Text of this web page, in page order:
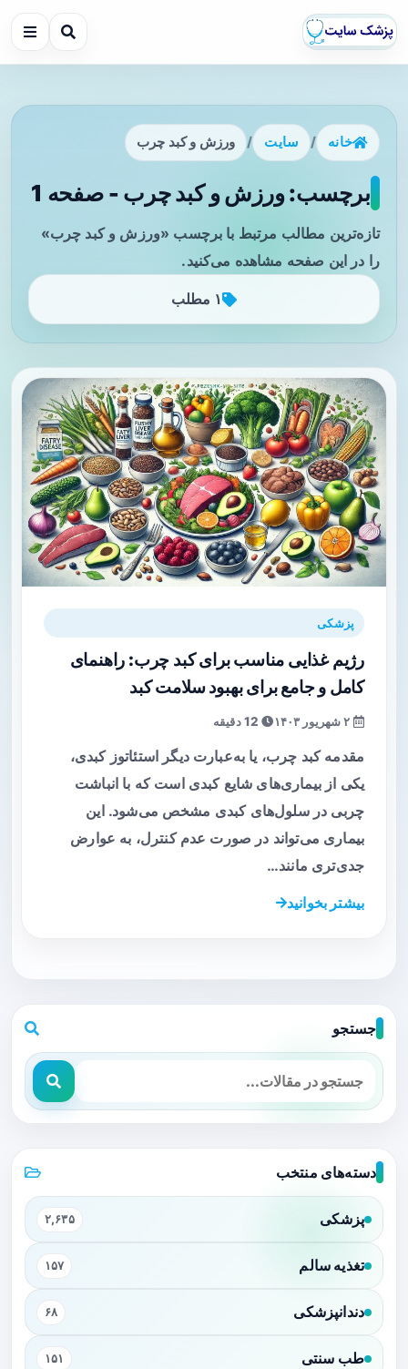
خانه / سایت / ورزش و کبد چرب
برچسب: ورزش و کبد چرب - صفحه 1
تازه‌ترین مطالب مرتبط با برچسب «ورزش و کبد چرب»
را در این صفحه مشاهده می‌کنید.
۱ مطلب
پزشکی
رژیم غذایی مناسب برای کبد چرب: راهنمای
کامل و جامع برای بهبود سلامت کبد
12 دقیقه
مقدمه کبد چرب، یا به‌عبارت دیگر استئاتوز کبدی،
یکی از بیماری‌های شایع کبدی است که با انباشت
چربی در سلول‌های کبدی مشخص می‌شود. این
بیماری می‌تواند در صورت عدم کنترل، به عوارض
جدی‌تری مانند…
بیشتر بخوانید
جستجو
دسته‌های منتخب
پزشکی ۲,۶۳۵
تغذیه سالم ۱۵۷
دندانپزشکی ۶۸
طب سنتی ۱۵۱